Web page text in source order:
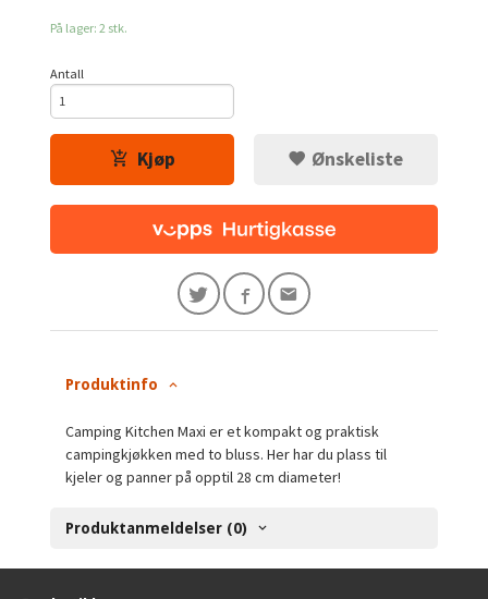
På lager: 2 stk.
Antall
Kjøp Ønskeliste
Produktinfo
Camping Kitchen Maxi er et kompakt og praktisk
campingkjøkken med to bluss. Her har du plass til
kjeler og panner på opptil 28 cm diameter!
Produktanmeldelser (0)